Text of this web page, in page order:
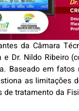
da Câmara
e Dr. Nildo
Baseado em
as
tratamento da